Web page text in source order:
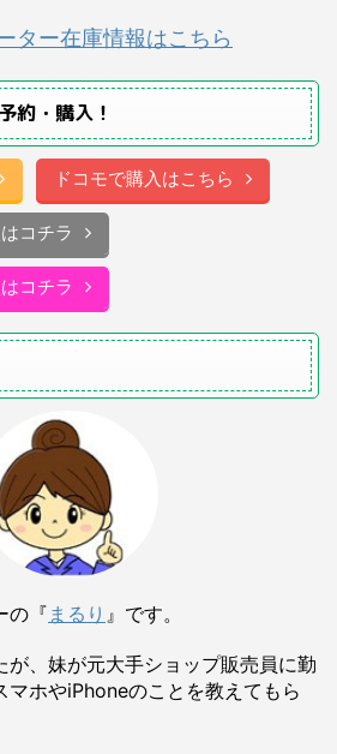
ター在庫情報はこちら
約・購入！
ドコモで購入はこちら
コチラ
コチラ
の『 まるり 』です。
が、妹が元大手ショップ販売員に勤
マホやiPhoneのことを教えてもら